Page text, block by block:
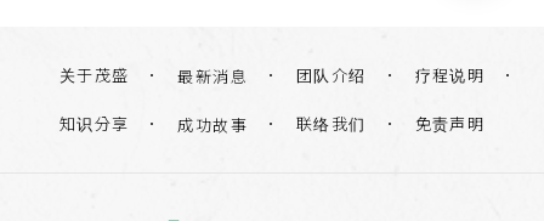
关于茂盛 最新消息 团队介绍 疗程说明
知识分享 成功故事 联络我们 免责声明